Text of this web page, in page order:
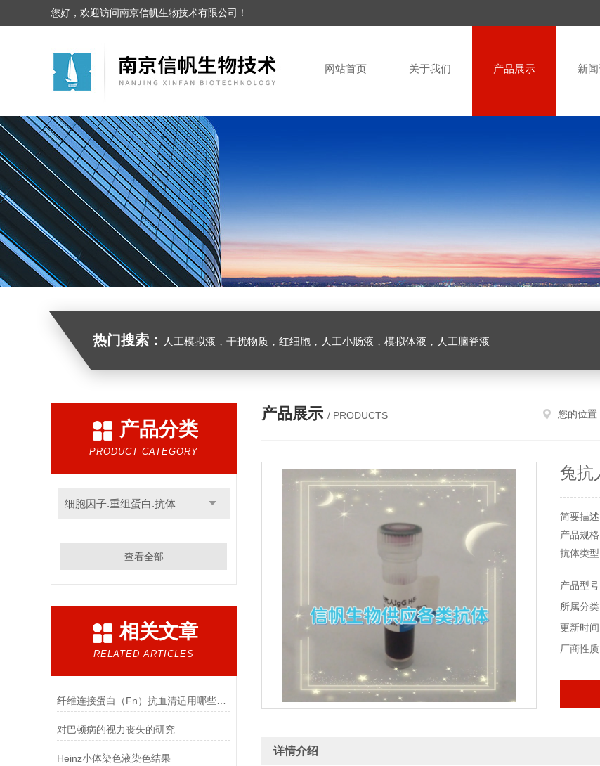
您好，欢迎访问南京信帆生物技术有限公司！
网站首页 关于我们 产品展示 新
热门搜索： 人工模拟液，干扰物质，红细胞，人工小肠液，模拟体液，人工脑脊液
产品分类
PRODUCT CATEGORY
细胞因子.重组蛋白.抗体
查看全部
相关文章
RELATED ARTICLES
纤维连接蛋白（Fn）抗血清适用哪些实验
对巴顿病的视力丧失的研究
Heinz小体染色液染色结果
产品展示 / PRODUCTS 您的位置
兔抗
简要描
产品规
抗体类
有效期：
信帆生
务！
本产品
产品型号
所属分
更新时
厂商性
详情介绍